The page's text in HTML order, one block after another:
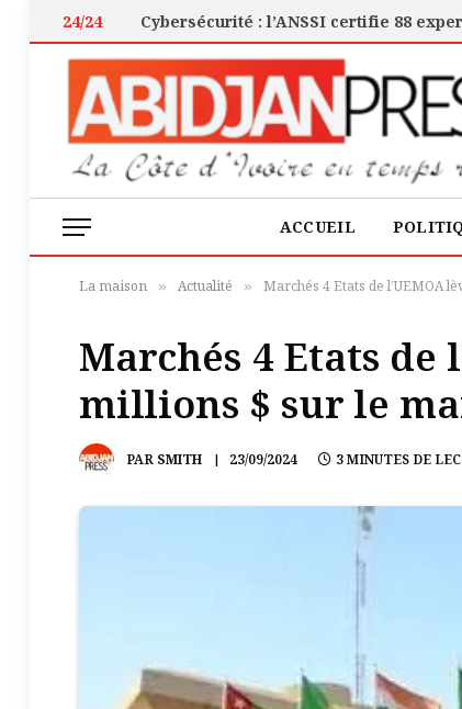
24/24
ACCUEIL
La maison » Actualité » Marchés 4 Etats de l’UEMOA
Marchés 4 Etats de
millions $ sur le
PAR SMITH 23/09/2024 3 MINUTES DE